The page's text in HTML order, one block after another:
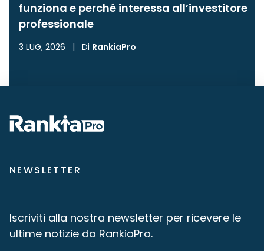
funziona e perché interessa all’investitore
professionale
3 LUG, 2026 | Di RankiaPro
NEWSLETTER
Iscriviti alla nostra newsletter per ricevere le
ultime notizie da RankiaPro.